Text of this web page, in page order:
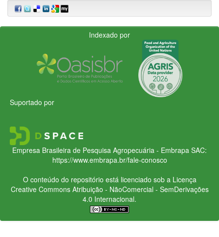
Indexado por
Suportado por
Empresa Brasileira de Pesquisa Agropecuária - Embrapa SAC:
https://www.embrapa.br/fale-conosco
O conteúdo do repositório está licenciado sob a Licença
Creative CommonsAtribuição - NãoComercial - SemDerivações
4.0 Internacional.